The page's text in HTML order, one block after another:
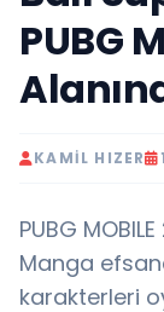
PUBG
KAMIL HIZER
PUBG
Manga
karakterleri